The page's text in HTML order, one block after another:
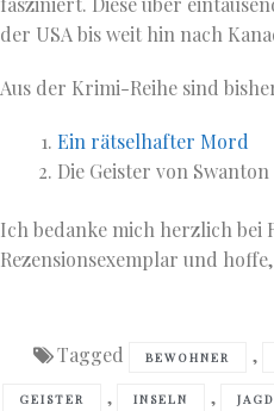
der USA bis weit hin nach
Aus der Krimi-Reihe sind
Ein rätselhafter Mord
Die Geister von Swanton
Ich bedanke mich herzlich bei
Rezensionsexemplar und
Tagged BEWOHNER ,
GEISTER , INSELN , JAGD